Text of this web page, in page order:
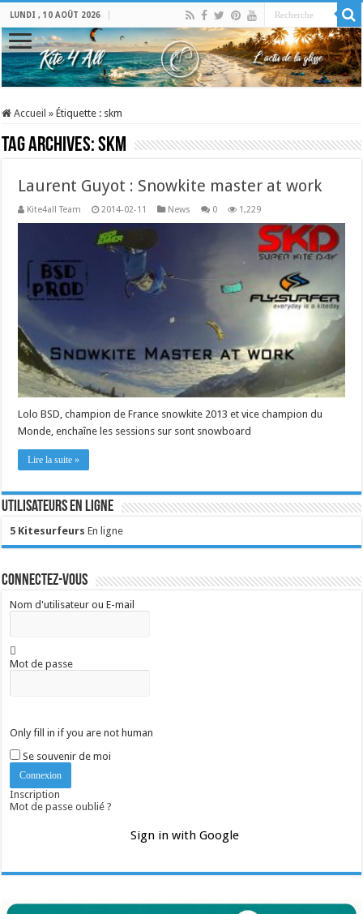
LUNDI , 10 AOÛT 2026
Accueil » Étiquette : skm
Tag Archives:skm
Laurent Guyot : Snowkite master at work
Kite4all Team 2014-02-11 News 0 1,229
Lolo BSD, champion de France snowkite 2013 et vice champion du
Monde, enchaîne les sessions sur sont snowboard
Lire la suite »
Utilisateurs en ligne
5 Kitesurfeurs En ligne
Connectez-vous
Nom d'utilisateur ou E-mail
Mot de passe
Only fill in if you are not human
Se souvenir de moi
Inscription
Mot de passe oublié ?
Sign in with Google